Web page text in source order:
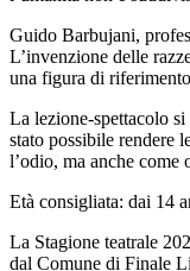
Guido Barbujani,
L’invenzione delle
una figura di
La lezione-spettacolo
stato possibile rendere
l’odio, ma anche come
Età consigliata: dai 14
La Stagione teatrale
dal Comune di Finale